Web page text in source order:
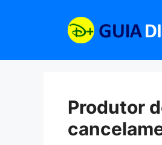
Produtor